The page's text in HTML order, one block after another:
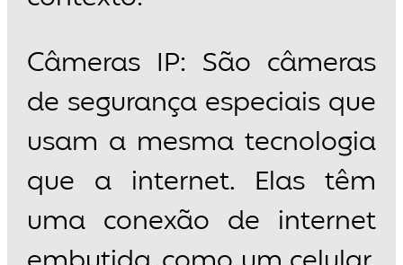
Câmeras IP: São câmeras
de segurança especiais que
usam a mesma tecnologia
que a internet. Elas têm
uma conexão de internet